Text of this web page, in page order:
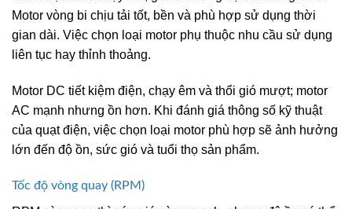
Motor vòng bi chịu tải tốt, bền và phù hợp sử dụng thời
gian dài. Việc chọn loại motor phụ thuộc nhu cầu sử dụng
liên tục hay thỉnh thoảng.
Motor DC tiết kiệm điện, chạy êm và thổi gió mượt; motor
AC mạnh nhưng ồn hơn. Khi đánh giá thông số kỹ thuật
của quạt điện, việc chọn loại motor phù hợp sẽ ảnh hưởng
lớn đến độ ồn, sức gió và tuổi thọ sản phẩm.
Tốc độ vòng quay (RPM)